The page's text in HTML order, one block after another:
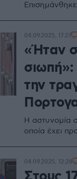
«Ήταν
σιωπή»:
την
Η αστυνομία
οποία έχει
04.09.2025, 17:27
04.09.2025, 12:28